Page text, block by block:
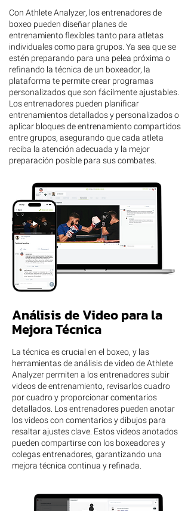
Con Athlete Analyzer, los entrenadores de
boxeo pueden diseñar planes de
entrenamiento flexibles tanto para atletas
individuales como para grupos. Ya sea que se
estén preparando para una pelea próxima o
refinando la técnica de un boxeador, la
plataforma te permite crear programas
personalizados que son fácilmente ajustables.
Los entrenadores pueden planificar
entrenamientos detallados y personalizados o
aplicar bloques de entrenamiento compartidos
entre grupos, asegurando que cada atleta
reciba la atención adecuada y la mejor
preparación posible para sus combates.
Análisis de Video para la
Mejora Técnica
La técnica es crucial en el boxeo, y las
herramientas de análisis de video de Athlete
Analyzer permiten a los entrenadores subir
videos de entrenamiento, revisarlos cuadro
por cuadro y proporcionar comentarios
detallados. Los entrenadores pueden anotar
los videos con comentarios y dibujos para
resaltar ajustes clave. Estos videos anotados
pueden compartirse con los boxeadores y
colegas entrenadores, garantizando una
mejora técnica continua y refinada.